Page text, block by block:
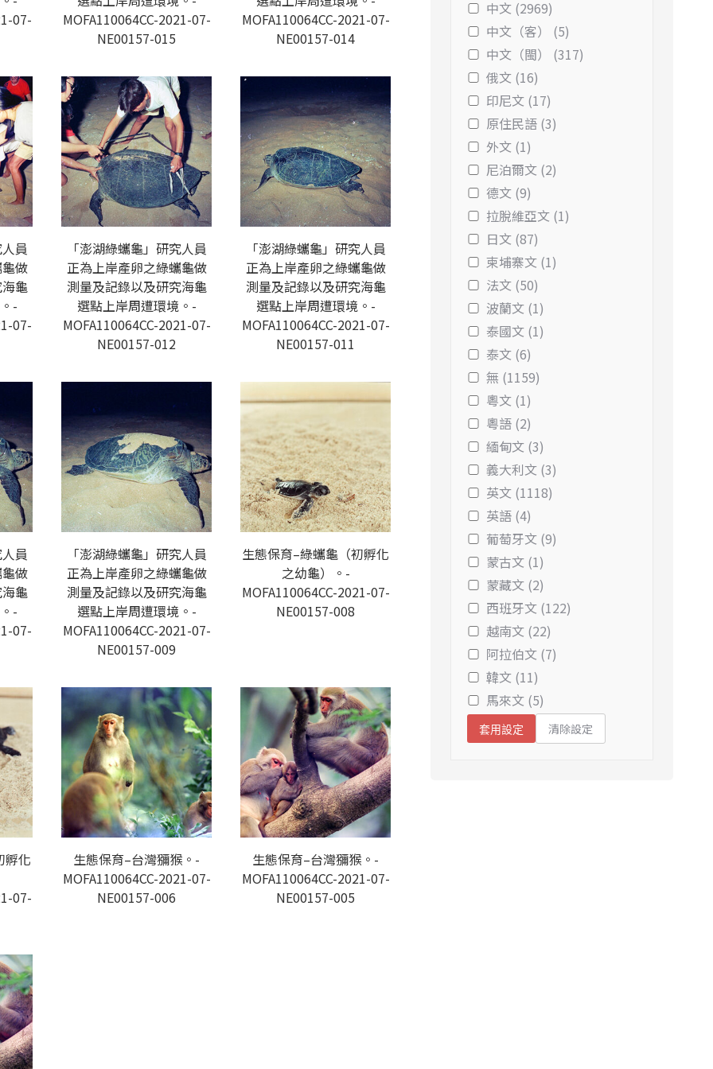
07-
MOFA110064CC-2021-07-
NE00157-015
MOFA110064CC-2021-07-
NE00157-014
員
做
龜
-
07-
「澎湖綠蠵龜」研究人員
正為上岸產卵之綠蠵龜做
測量及記錄以及研究海龜
選點上岸周遭環境。-
MOFA110064CC-2021-07-
NE00157-012
「澎湖綠蠵龜」研究人員
正為上岸產卵之綠蠵龜做
測量及記錄以及研究海龜
選點上岸周遭環境。-
MOFA110064CC-2021-07-
NE00157-011
員
做
龜
-
07-
「澎湖綠蠵龜」研究人員
正為上岸產卵之綠蠵龜做
測量及記錄以及研究海龜
選點上岸周遭環境。-
MOFA110064CC-2021-07-
NE00157-009
生態保育–綠蠵龜（初孵化
之幼龜）。-
MOFA110064CC-2021-07-
NE00157-008
孵化
07-
生態保育–台灣獼猴。-
MOFA110064CC-2021-07-
NE00157-006
生態保育–台灣獼猴。-
MOFA110064CC-2021-07-
NE00157-005
中文 (2969)
中文（客） (5)
中文（閩） (317)
俄文 (16)
印尼文 (17)
原住民語 (3)
外文 (1)
尼泊爾文 (2)
德文 (9)
拉脫維亞文 (1)
日文 (87)
柬埔寨文 (1)
法文 (50)
波蘭文 (1)
泰國文 (1)
泰文 (6)
無 (1159)
粵文 (1)
粵語 (2)
緬甸文 (3)
義大利文 (3)
英文 (1118)
英語 (4)
葡萄牙文 (9)
蒙古文 (1)
蒙藏文 (2)
西班牙文 (122)
越南文 (22)
阿拉伯文 (7)
韓文 (11)
馬來文 (5)
套用設定 清除設定